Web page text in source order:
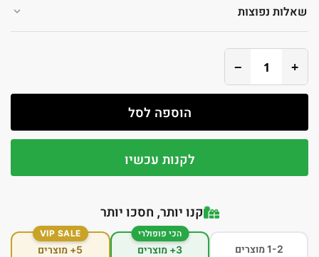
שאלות נפוצות
+
−
הוספה לסל
לקנות עכשיו
קנו יותר, חסכו יותר
1-2 מוצרים
הכי פופולרי
3+ מוצרים
VIP SALE
5+ מוצרים